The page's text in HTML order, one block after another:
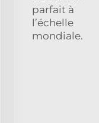
parfait à
l’échelle
mondiale.